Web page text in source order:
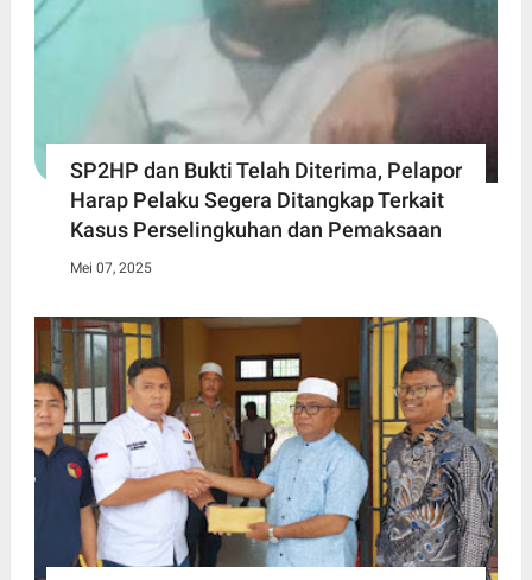
SP2HP dan Bukti Telah Diterima, Pelapor
Harap Pelaku Segera Ditangkap Terkait
Kasus Perselingkuhan dan Pemaksaan
Mei 07, 2025